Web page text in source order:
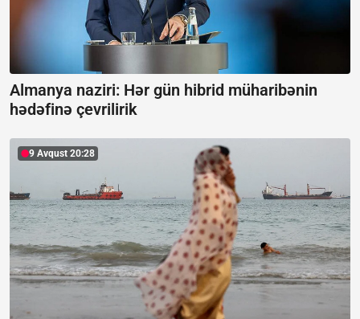
Almanya naziri: Hər gün hibrid müharibənin
hədəfinə çevrilirik
9 Avqust 20:28